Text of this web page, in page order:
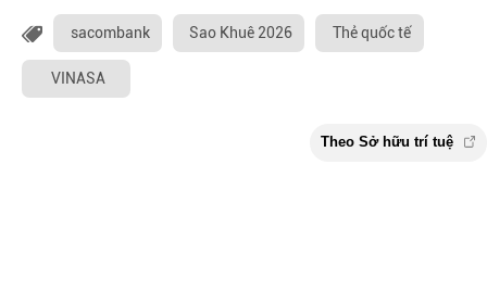
sacombank Sao Khuê 2026 Thẻ quốc tế
VINASA